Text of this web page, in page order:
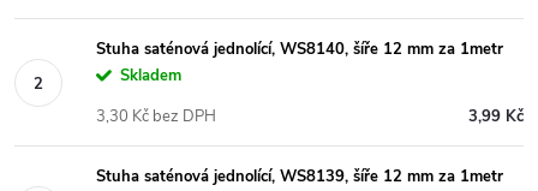
Stuha saténová jednolící, WS8140, šíře 12 mm za 1metr
Skladem
3,99 Kč
3,30 Kč bez DPH
Stuha saténová jednolící, WS8139, šíře 12 mm za 1metr